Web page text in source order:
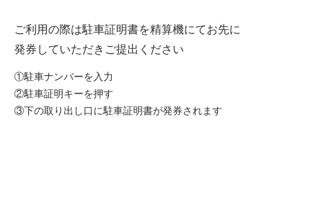
ご利用の際は駐車証明書を精算機にてお先に
発券していただきご提出ください
①駐車ナンバーを入力
②駐車証明キーを押す
③下の取り出し口に駐車証明書が発券されます